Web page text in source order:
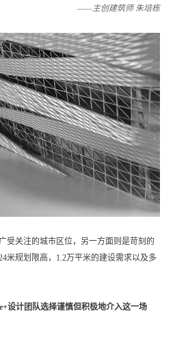
——主创建筑师 朱培栋
受关注的城市区位，另一方面则是苛刻的
米规划限高，1.2万平米的建设需求以及多
设计团队选择谨慎但积极地介入这一场